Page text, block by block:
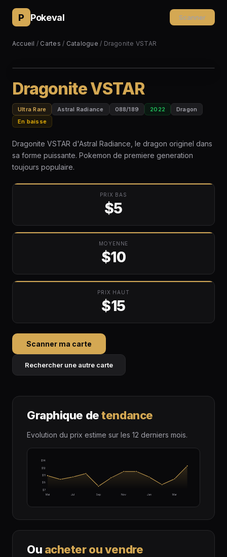
P Pokeval Scanner
Accueil / Cartes / Catalogue / Dragonite VSTAR
Dragonite VSTAR
Ultra Rare Astral Radiance 088/189 2022
Dragon
En baisse
Dragonite VSTAR d'Astral Radiance, le dragon originel dans
sa forme puissante. Pokemon de premiere generation
toujours populaire.
PRIX BAS
$5
MOYENNE
$10
PRIX HAUT
$15
Scanner ma carte
Rechercher une autre carte
Graphique detendance
Evolution du prix estime sur les 12 derniers mois.
$7
$9
$11
$12
$14
Mai Jul Sep Nov Jan Mar
Ou acheter ou vendre